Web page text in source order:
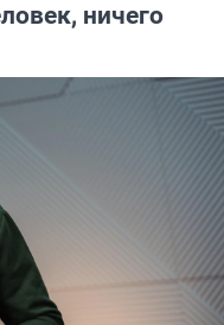
ничего